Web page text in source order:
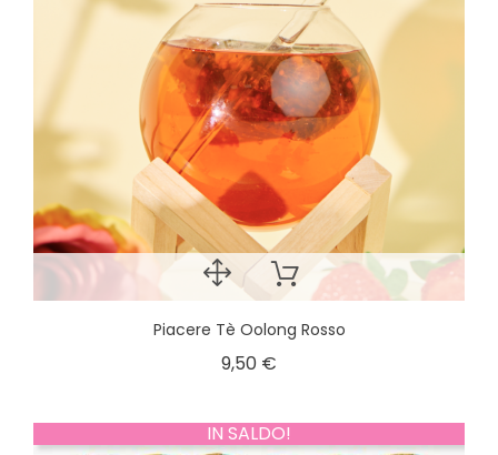
Piacere Tè Oolong Rosso
9,50 €
IN SALDO!